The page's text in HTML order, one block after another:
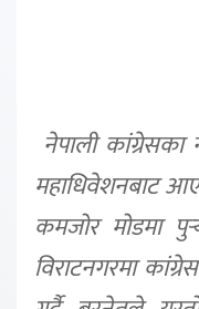
नेपाली
महाधिवेशनबाट
कमजोर मोडमा
विराटनगरमा